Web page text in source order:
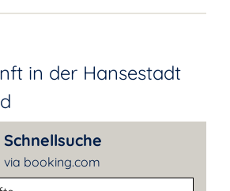
in der Hansestadt
Schnellsuche
via booking.com